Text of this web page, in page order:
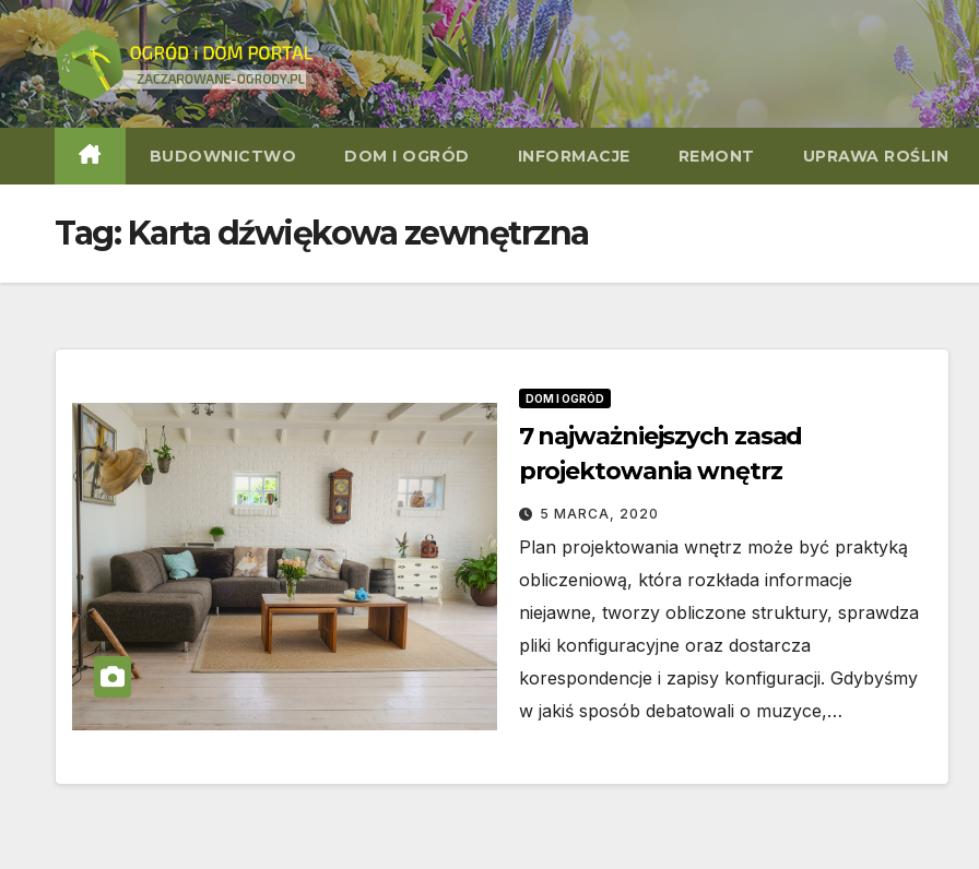
Skip
to
content
BUDOWNICTWO DOM I OGRÓD INFORMACJE REMONT UPRAWA ROŚLIN
Tag: Karta dźwiękowa zewnętrzna
DOM I OGRÓD
7 najważniejszych zasad
projektowania wnętrz
5 MARCA, 2020
Plan projektowania wnętrz może być praktyką
obliczeniową, która rozkłada informacje
niejawne, tworzy obliczone struktury, sprawdza
pliki konfiguracyjne oraz dostarcza
korespondencje i zapisy konfiguracji. Gdybyśmy
w jakiś sposób debatowali o muzyce,…